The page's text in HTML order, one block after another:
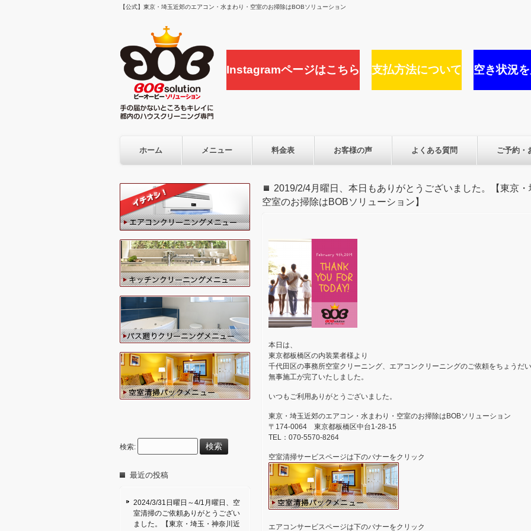
【公式】東京・埼玉近郊のエアコン・水まわり・空室のお掃除はBOBソリューション
空き状況
支払方法について
Instagramページはこちら
ホーム メニュー 料金表 お客様の声 よくある質問 ご予約・
2019/2/4月曜日、本日もありがとうございました。【東京
空室のお掃除はBOBソリューション】
本日は、
東京都板橋区の内装業者様より
千代田区の事務所空室クリーニング、エアコンクリーニングのご依頼をちょうだ
無事施工が完了いたしました。
いつもご利用ありがとうございました。
東京・埼玉近郊のエアコン・水まわり・空室のお掃除はBOBソリューション
〒174-0064 東京都板橋区中台1-28-15
TEL：070-5570-8264
空室清掃サービスページは下のバナーをクリック
エアコンサービスページは下のバナーをクリック
検索:
最近の投稿
2024/3/31日曜日～4/1月曜日、空
室清掃のご依頼ありがとうござい
ました。【東京・埼玉・神奈川近